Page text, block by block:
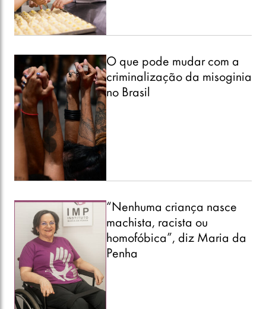
O que pode mudar com a
criminalização da misoginia
no Brasil
“Nenhuma criança nasce
machista, racista ou
homofóbica”, diz Maria da
Penha